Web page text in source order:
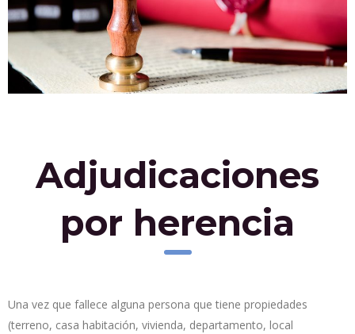
Adjudicaciones
por herencia
Una vez que fallece alguna persona que tiene propiedades
(terreno, casa habitación, vivienda, departamento, local